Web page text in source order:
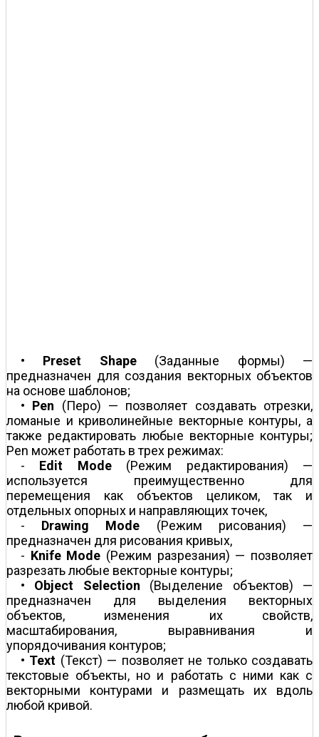
• Preset Shape(Заданные формы) —
предназначен для создания векторных объектов
на основе шаблонов;
• Pen (Перо) — позволяет создавать отрезки,
ломаные и криволинейные векторные контуры, а
также редактировать любые векторные контуры;
Pen может работать в трех режимах:
- Edit Mode(Режим редактирования) —
используется преимущественно для
перемещения как объектов целиком, так и
отдельных опорных и направляющих точек,
- Drawing Mode (Режим рисования) —
предназначен для рисования кривых,
- Knife Mode (Режим разрезания) — позволяет
разрезать любые векторные контуры;
• Object Selection (Выделение объектов) —
предназначен для выделения векторных
объектов, изменения их свойств,
масштабирования, выравнивания и
упорядочивания контуров;
• Text (Текст) — позволяет не только создавать
текстовые объекты, но и работать с ними как с
векторными контурами и размещать их вдоль
любой кривой.